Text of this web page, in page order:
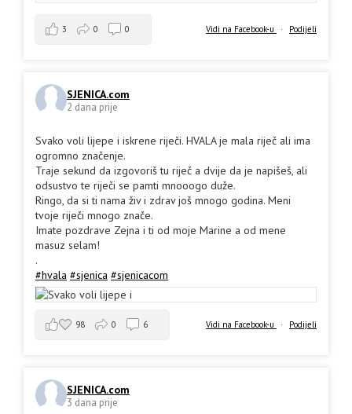
Vidi na Facebook-u · Podijeli
3 0 0
SJENICA.com
2 dana prije
Svako voli lijepe i iskrene riječi. HVALA je mala riječ ali ima
ogromno značenje.
Traje sekund da izgovoriš tu riječ a dvije da je napišeš, ali
odsustvo te riječi se pamti mnooogo duže.
Ringo, da si ti nama živ i zdrav još mnogo godina. Meni
tvoje riječi mnogo znače.
Imate pozdrave Zejna i ti od moje Marine a od mene
masuz selam!
.
#hvala #sjenica #sjenicacom
Vidi na Facebook-u · Podijeli
98 0 6
SJENICA.com
3 dana prije